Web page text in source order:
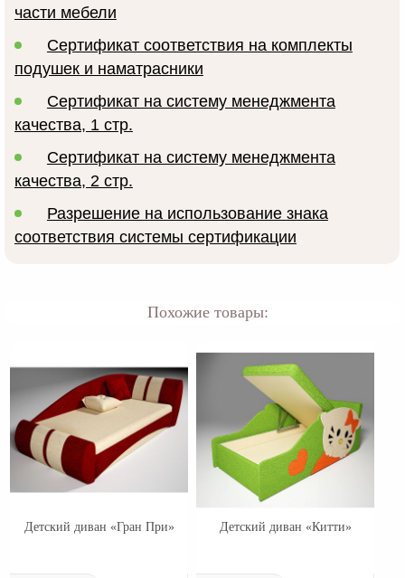
части мебели
Сертификат соответствия на комплекты
подушек и наматрасники
Сертификат на систему менеджмента
качества, 1 стр.
Сертификат на систему менеджмента
качества, 2 стр.
Разрешение на использование знака
соответствия системы сертификации
Похожие товары:
Детский диван «Гран При» Детский диван «Китти»